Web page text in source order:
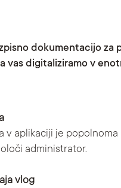
dokumentacijo za
vas digitaliziramo v
v aplikaciji je
administrator.
vlog